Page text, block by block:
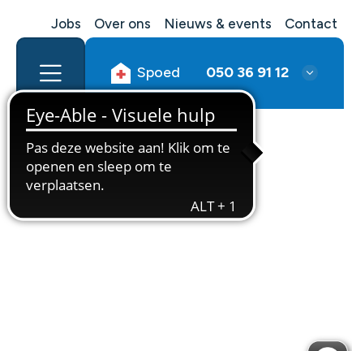
Jobs Over ons Nieuws & events Contact
Spoed 050 36 91 12